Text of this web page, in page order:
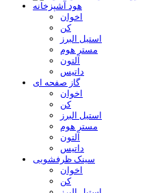
هود آشپزخانه
اخوان
کن
استیل البرز
مستر هوم
آلتون
داتیس
گاز صفحه ای
اخوان
کن
استیل البرز
مستر هوم
آلتون
داتیس
سینک ظرفشویی
اخوان
کن